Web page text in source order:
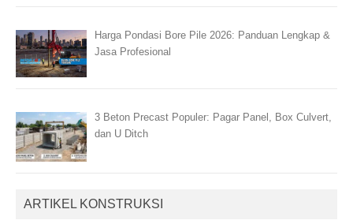
Harga Pondasi Bore Pile 2026: Panduan Lengkap &
Jasa Profesional
3 Beton Precast Populer: Pagar Panel, Box Culvert,
dan U Ditch
ARTIKEL KONSTRUKSI